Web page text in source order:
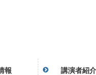
報 講演者紹介